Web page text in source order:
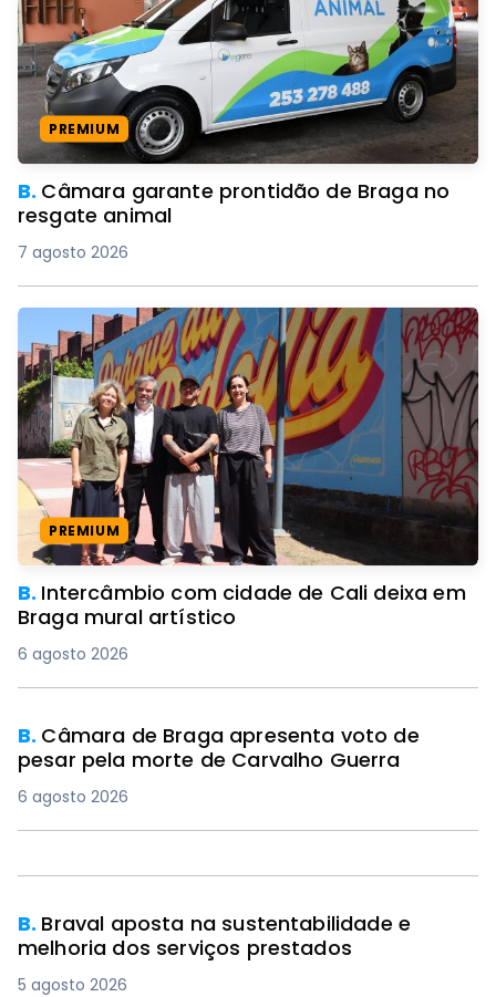
PREMIUM
B. Câmara garante prontidão de Braga no
resgate animal
7 agosto 2026
PREMIUM
B. Intercâmbio com cidade de Cali deixa em
Braga mural artístico
6 agosto 2026
B. Câmara de Braga apresenta voto de
pesar pela morte de Carvalho Guerra
6 agosto 2026
B. Braval aposta na sustentabilidade e
melhoria dos serviços prestados
5 agosto 2026